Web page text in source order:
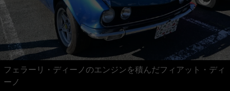
フェラーリ・ディーノのエンジンを積んだフィアット・ディ
ーノ